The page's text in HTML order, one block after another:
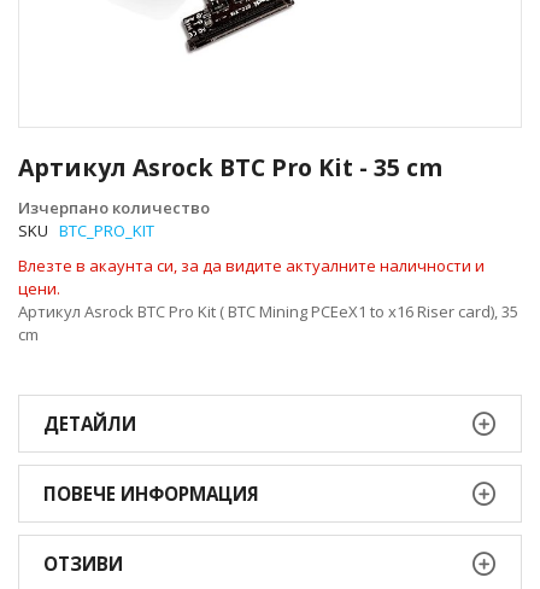
Артикул Asrock BTC Pro Kit - 35 cm
Изчерпано количество
SKU BTC_PRO_KIT
Влезте в акаунта си, за да видите актуалните наличности и
цени.
Артикул Asrock BTC Pro Kit ( BTC Mining PCEeX1 to x16 Riser card), 35
cm
към
началото
на
галерия
снимки
ДЕТАЙЛИ
ПОВЕЧЕ ИНФОРМАЦИЯ
ОТЗИВИ